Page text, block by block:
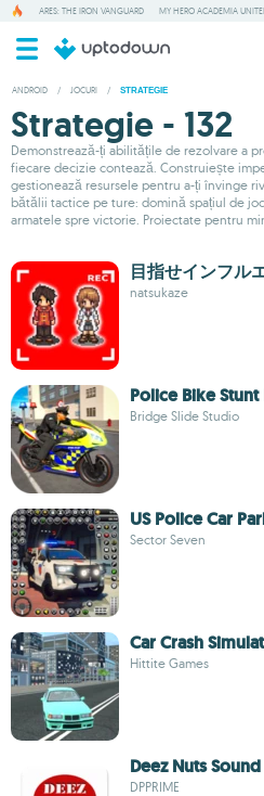
ARES: THE IRON VANGUARD MY HERO ACADEMIA
ANDROID / JOCURI / STRATEGIE
Strategie - 132
Demonstrează-ți abilitățile de rezolvare a
fiecare decizie contează. Construiește
gestionează resursele pentru a-ți învinge
bătălii tactice pe ture: domină spațiul de
armatele spre victorie. Proiectate pentru
目指せインフル
natsukaze
Police Bike Stunt
Bridge Slide Studio
US Police Car
Sector Seven
Car Crash
Hittite Games
Deez Nuts
DPPRIME